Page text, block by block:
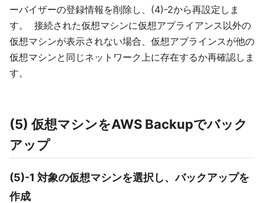
ーバイザーの登録情報を削除し、(4)-2から再設定しま
す。 接続された仮想マシンに仮想アプライアンス以外の
仮想マシンが表示されない場合、仮想アプラインスが他の
仮想マシンと同じネットワーク上に存在するか再確認しま
す。
(5) 仮想マシンをAWS Backupでバック
アップ
(5)-1 対象の仮想マシンを選択し、バックアップを
作成